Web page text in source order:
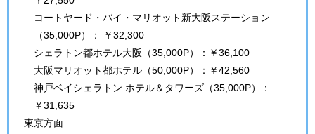
コートヤード・バイ・マリオット新大阪ステーション
（35,000P）： ￥32,300
シェラトン都ホテル大阪（35,000P）：￥36,100
大阪マリオット都ホテル（50,000P）：￥42,560
神戸ベイシェラトン ホテル＆タワーズ（35,000P）：
￥31,635
東京方面